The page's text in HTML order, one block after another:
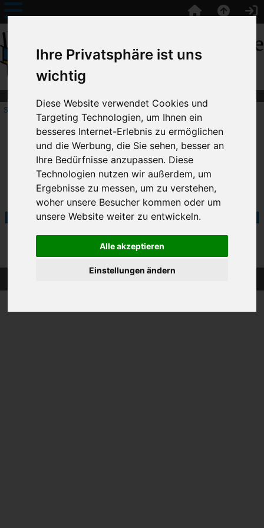
Ihre Privatsphäre ist uns
wichtig
Diese Website verwendet Cookies und
Targeting Technologien, um Ihnen ein
besseres Internet-Erlebnis zu ermöglichen
und die Werbung, die Sie sehen, besser an
Ihre Bedürfnisse anzupassen. Diese
Technologien nutzen wir außerdem, um
Ergebnisse zu messen, um zu verstehen,
woher unsere Besucher kommen oder um
unsere Website weiter zu entwickeln.
Alle akzeptieren
Einstellungen ändern
Startseite Bootsklassen:: MONAS
MONAS